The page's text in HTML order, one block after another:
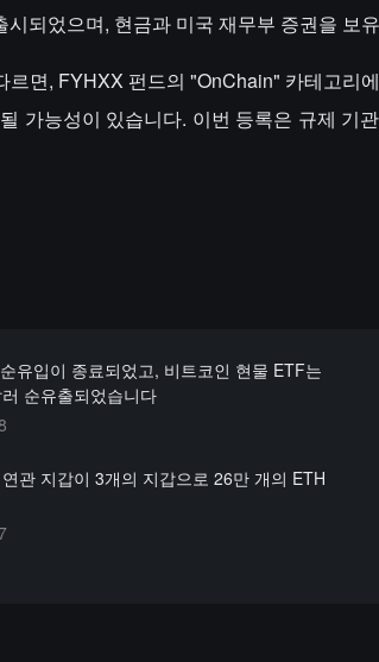
시되었으며, 현금과 미국 재무부 증권을 보
르면, FYHXX 펀드의 "OnChain" 카테고리
가능성이 있습니다. 이번 등록은 규제 기
유입이 종료되었고, 비트코인 현물 ETF는
순유출되었습니다
관 지갑이 3개의 지갑으로 26만 개의 ETH